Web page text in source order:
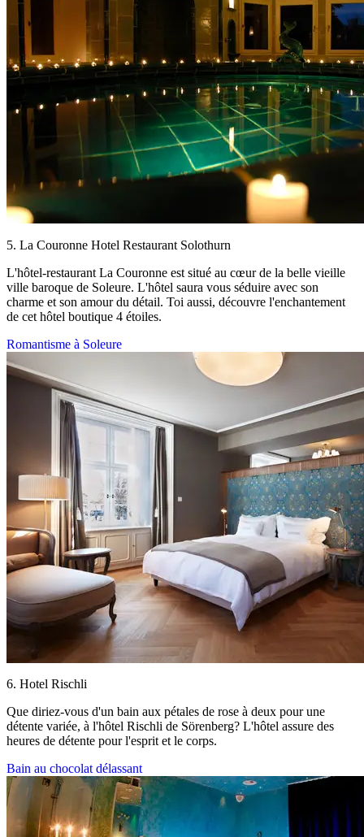
5. La Couronne Hotel Restaurant Solothurn
L'hôtel-restaurant La Couronne est situé au cœur de la belle vieille
ville baroque de Soleure. L'hôtel saura vous séduire avec son
charme et son amour du détail. Toi aussi, découvre l'enchantement
de cet hôtel boutique 4 étoiles.
Romantisme à Soleure
6. Hotel Rischli
Que diriez-vous d'un bain aux pétales de rose à deux pour une
détente variée, à l'hôtel Rischli de Sörenberg? L'hôtel assure des
heures de détente pour l'esprit et le corps.
Bain au chocolat délassant